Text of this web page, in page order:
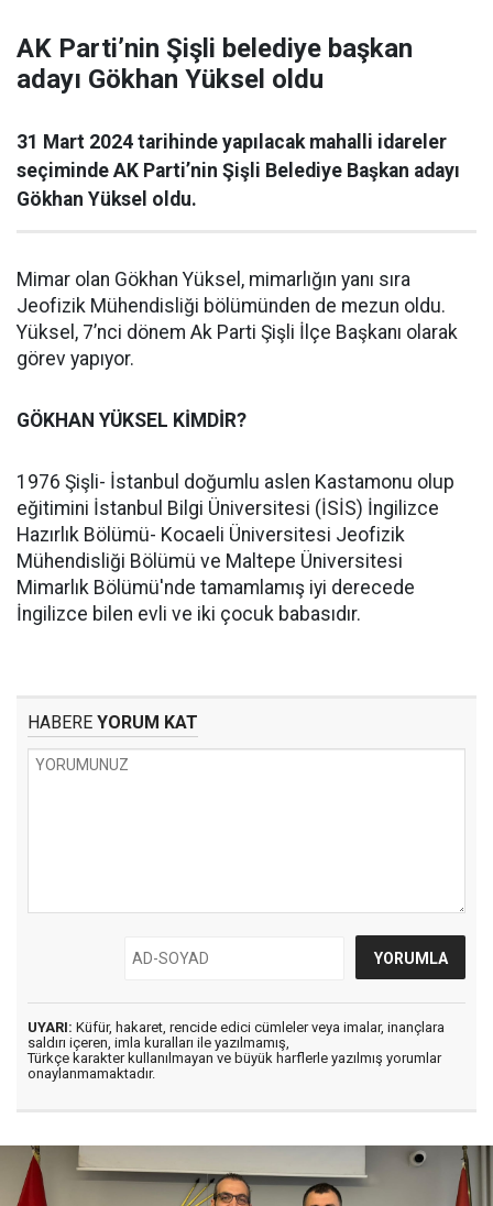
AK Parti’nin Şişli belediye başkan
adayı Gökhan Yüksel oldu
31 Mart 2024 tarihinde yapılacak mahalli idareler
seçiminde AK Parti’nin Şişli Belediye Başkan adayı
Gökhan Yüksel oldu.
Mimar olan Gökhan Yüksel, mimarlığın yanı sıra
Jeofizik Mühendisliği bölümünden de mezun oldu.
Yüksel, 7’nci dönem Ak Parti Şişli İlçe Başkanı olarak
görev yapıyor.
GÖKHAN YÜKSEL KİMDİR?
1976 Şişli- İstanbul doğumlu aslen Kastamonu olup
eğitimini İstanbul Bilgi Üniversitesi (İSİS) İngilizce
Hazırlık Bölümü- Kocaeli Üniversitesi Jeofizik
Mühendisliği Bölümü ve Maltepe Üniversitesi
Mimarlık Bölümü'nde tamamlamış iyi derecede
İngilizce bilen evli ve iki çocuk babasıdır.
HABERE YORUM KAT
UYARI: Küfür, hakaret, rencide edici cümleler veya imalar, inançlara
saldırı içeren, imla kuralları ile yazılmamış,
Türkçe karakter kullanılmayan ve büyük harflerle yazılmış yorumlar
onaylanmamaktadır.